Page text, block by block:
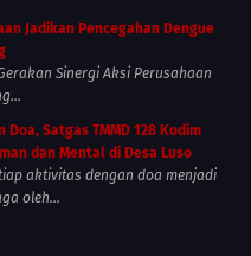
Jadikan Pencegahan Dengue
Sinergi Aksi Perusahaan
Satgas TMMD 128 Kodim
dan Mental di Desa Luso
aktivitas dengan doa menjadi
oleh...